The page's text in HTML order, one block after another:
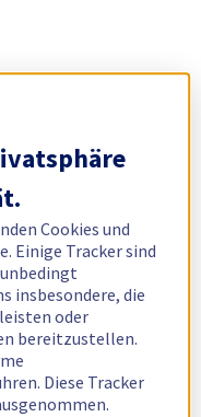
Cookies und
Einige Tracker sind
insbesondere, die
oder
bereitzustellen.
Diese Tracker